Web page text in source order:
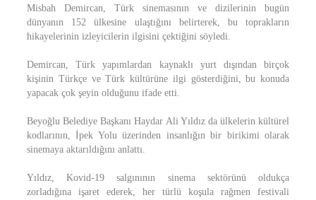
Misbah Demircan, Türk sinemasının ve dizilerinin bugün
dünyanın 152 ülkesine ulaştığını belirterek, bu toprakların
hikayelerinin izleyicilerin ilgisini çektiğini söyledi.
Demircan, Türk yapımlardan kaynaklı yurt dışından birçok
kişinin Türkçe ve Türk kültürüne ilgi gösterdiğini, bu konuda
yapacak çok şeyin olduğunu ifade etti.
Beyoğlu Belediye Başkanı Haydar Ali Yıldız da ülkelerin kültürel
kodlarının, İpek Yolu üzerinden insanlığın bir birikimi olarak
sinemaya aktarıldığını anlattı.
Yıldız, Kovid-19 salgınının sinema sektörünü oldukça
zorladığına işaret ederek, her türlü koşula rağmen festivali